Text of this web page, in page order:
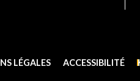
LÉGALES ACCESSIBILITÉ